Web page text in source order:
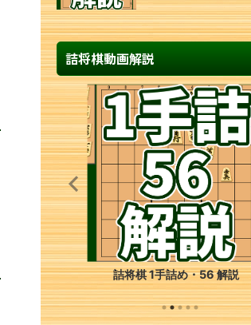
詰将棋動画解説
詰将棋 1手詰め・56 解説